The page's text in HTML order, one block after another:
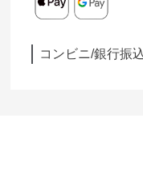
コンビニ/銀行振